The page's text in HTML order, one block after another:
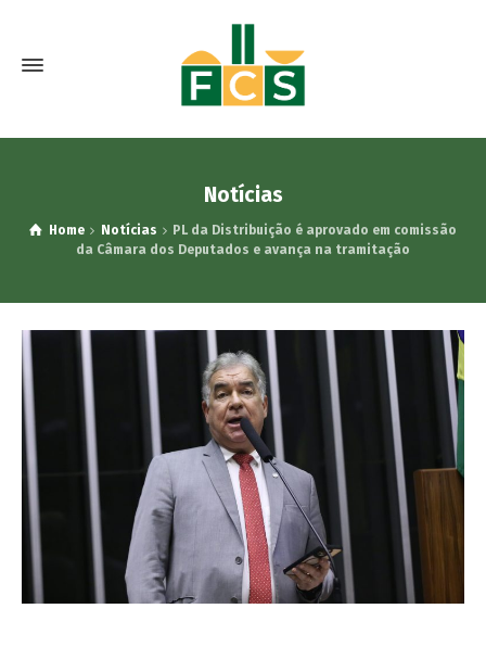
Notícias
Home Notícias
PL da Distribuição é aprovado em comissão
da Câmara dos Deputados e avança na tramitação